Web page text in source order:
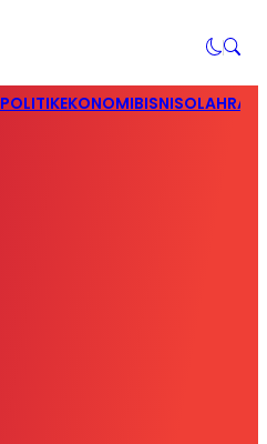
POLITIKEKONOMIBISNIS